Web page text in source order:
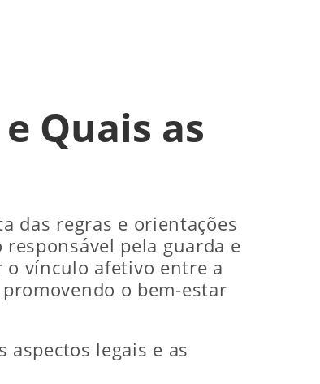
Quais as
das regras e orientações
pela guarda e
o vínculo afetivo entre a
o bem-estar
legais e as